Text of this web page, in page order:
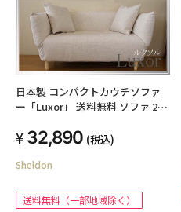
日本製 コンパクトカウチソファ
ー「Luxor」 送料無料 ソファ 2人
い 一人暮らし ラブソファ モダン
おしゃれ 布地 二人 2P シンプル
ファブリック
32,890 (税込)
Sheldon
送料無料（一部地域除く）